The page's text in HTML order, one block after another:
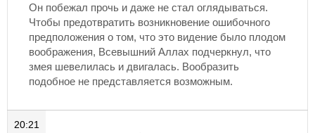
Он побежал прочь и даже не стал оглядываться.
Чтобы предотвратить возникновение ошибочного
предположения о том, что это видение было плодом
воображения, Всевышний Аллах подчеркнул, что
змея шевелилась и двигалась. Вообразить
подобное не представляется возможным.
20:21